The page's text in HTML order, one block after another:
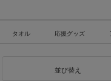
タオル 応援グッズ
並び替え